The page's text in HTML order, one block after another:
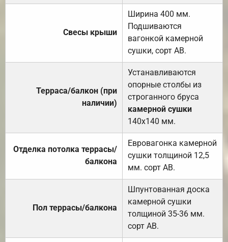
Свесы крыши
Ширина 400 мм.
Подшиваются
вагонкой камерной
сушки, сорт АВ.
Терраса/балкон (при
наличии)
Устанавливаются
опорные столбы из
строганного бруса
камерной сушки
140х140 мм.
Отделка потолка террасы/
балкона
Евровагонка камерной
сушки толщиной 12,5
мм. сорт АВ.
Пол террасы/балкона
Шпунтованная доска
камерной сушки
толщиной 35-36 мм.
сорт АВ.